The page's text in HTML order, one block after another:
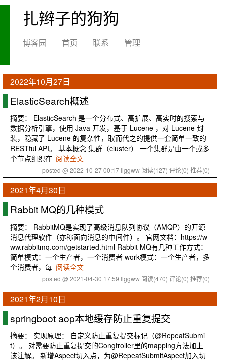
扎辫子的狗狗
博客园 首页 联系 管理
2022年10月27日
ElasticSearch概述
摘要： ElasticSearch 是一个分布式、高扩展、高实时的搜索与
数据分析引擎，使用 Java 开发，基于 Lucene ，对 Lucene 封
装，隐藏了 Lucene 的复杂性，取而代之的提供一套简单一致的
RESTful API。 基本概念 集群（cluster） 一个集群是由一个或多
个节点组织在 阅读全文
posted @ 2022-10-27 00:17 llggww 阅读(127) 评论(0) 推荐(0)
2021年4月30日
Rabbit MQ的几种模式
摘要： RabbitMQ是实现了高级消息队列协议（AMQP）的开源
消息代理软件（亦称面向消息的中间件）。 官网文档：https://w
ww.rabbitmq.com/getstarted.html Rabbit MQ有几种工作方式：
简单模式：一个生产者，一个消费者 work模式：一个生产者，多
个消费者，每 阅读全文
posted @ 2021-04-30 17:59 llggww 阅读(470) 评论(0) 推荐(0)
2021年2月10日
springboot aop本地缓存防止重复提交
摘要： 实现原理： 自定义防止重复提交标记（@RepeatSubmi
t）。 对需要防止重复提交的Congtroller里的mapping方法加上
该注解。 新增Aspect切入点，为@RepeatSubmitAspect加入切